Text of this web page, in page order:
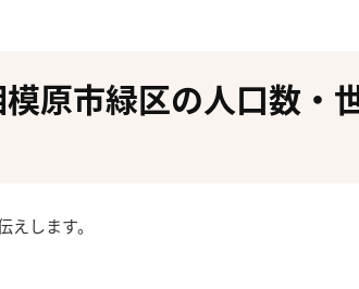
原市緑区の人口数・
えします。